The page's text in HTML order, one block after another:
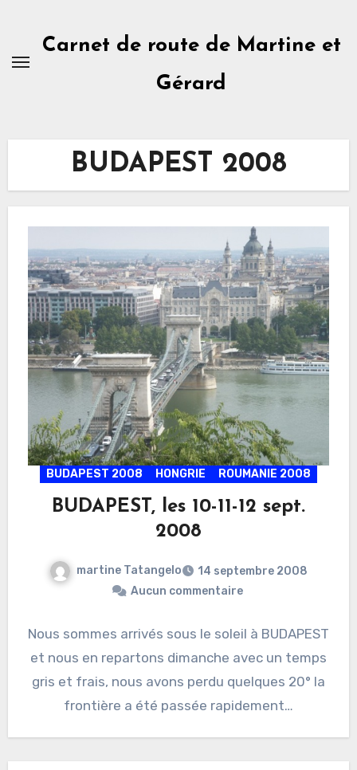
contentCarnet de route de Martine et
Gérard
BUDAPEST 2008
BUDAPEST 2008 HONGRIE ROUMANIE 2008
BUDAPEST, les 10-11-12 sept.
2008
martine Tatangelo
14 septembre 2008
Aucun commentaire
Nous sommes arrivés sous le soleil à BUDAPEST
et nous en repartons dimanche avec un temps
gris et frais, nous avons perdu quelques 20° la
frontière a été passée rapidement…